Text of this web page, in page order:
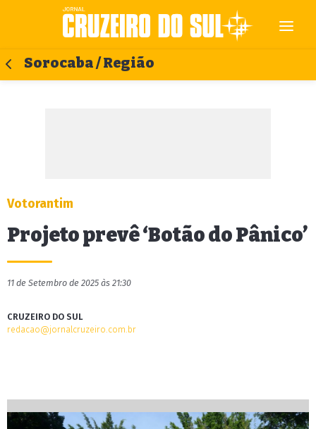
Sorocaba / Região
Votorantim
Projeto prevê ‘Botão do Pânico’
11 de Setembro de 2025 às 21:30
CRUZEIRO DO SUL
redacao@jornalcruzeiro.com.br